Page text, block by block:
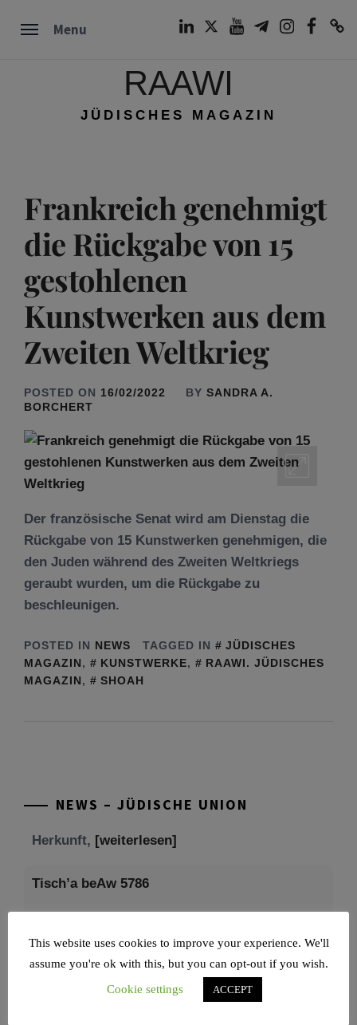
Menu
RAAWI
JÜDISCHES MAGAZIN
Frankreich genehmigt
die Rückgabe von 15
gestohlenen
Kunstwerken aus dem
Zweiten Weltkrieg
POSTED ON 16/02/2022 BY SANDRA A.
BORCHERT
Der französische Senat wird am Dienstag die
Rückgabe von 15 Kunstwerken genehmigen, die
den Juden während des Zweiten Weltkriegs
geraubt wurden, um die Rückgabe zu
beschleunigen.
POSTED IN NEWS TAGGED IN
JÜDISCHES
MAGAZIN, KUNSTWERKE,
RAAWI. JÜDISCHES
MAGAZIN, SHOAH
NEWS – JÜDISCHE UNION
Tu be’Aw – das jüdische Fest der Liebe, der
Herkunft,[weiterlesen]
Tisch’a beAw 5786
Am 9. Aw, an Tisch’a beAw, erinnern wir uns
This website uses cookies to improve your experience. We'll
assume you're ok with this, but you can opt-out if you wish.
Cookie settings
ACCEPT